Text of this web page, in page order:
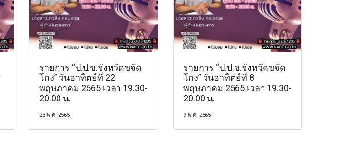
รายการ “ป.ป.ช.จังหวัดขจัด
โกง” วันอาทิตย์ที่ 22
พฤษภาคม 2565 เวลา 19.30-
20.00 น.
23 พ.ค. 2565
รายการ “ป.ป.ช.จังหวัดขจัด
โกง” วันอาทิตย์ที่ 8
พฤษภาคม 2565 เวลา 19.30-
20.00 น.
9 พ.ค. 2565